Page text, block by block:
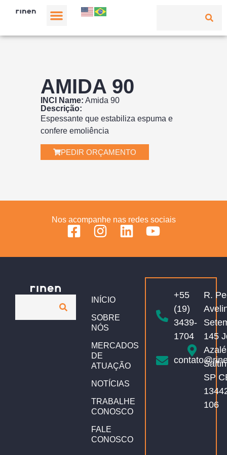
AMIDA 90
INCI Name: Amida 90
Descrição:
Espessante que estabiliza espuma e
confere emoliência
PEDIR ORÇAMENTO
Nos acompanhe nas redes sociais
INÍCIO
SOBRE
NÓS
MERCADOS
DE
ATUAÇÃO
NOTÍCIAS
TRABALHE
CONOSCO
FALE
CONOSCO
+55
(19)
3439-
1704
R.
145
SP
106